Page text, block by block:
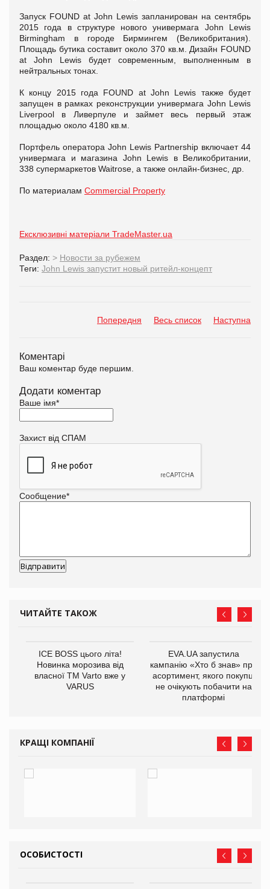
Запуск FOUND at John Lewis запланирован на сентябрь
2015 года в структуре нового универмага John Lewis
Birmingham в городе Бирмингем (Великобритания).
Площадь бутика составит около 370 кв.м. Дизайн FOUND
at John Lewis будет современным, выполненным в
нейтральных тонах.
К концу 2015 года FOUND at John Lewis также будет
запущен в рамках реконструкции универмага John Lewis
Liverpool в Ливерпуле и займет весь первый этаж
площадью около 4180 кв.м.
Портфель оператора John Lewis Partnership включает 44
универмага и магазина John Lewis в Великобритании,
338 супермаркетов Waitrose, а также онлайн-бизнес, др.
По материалам Commercial Property
Ексклюзивні матеріали TradeMaster.ua
Раздел: > Новости за рубежем
Теги: John Lewis запустит новый ритейл-концепт
Попередня Весь список Наступна
Коментарі
Ваш коментар буде першим.
Додати коментар
Ваше імя*
Захист від СПАМ
Сообщение*
ЧИТАЙТЕ ТАКОЖ
ICE BOSS цього літа!
Новинка морозива від
власної ТМ Varto вже у
VARUS
EVA.UA запустила
кампанію «Хто б знав» про
асортимент, якого покупці
не очікують побачити на
платформі
КРАЩІ КОМПАНІЇ
ОСОБИСТОСТІ